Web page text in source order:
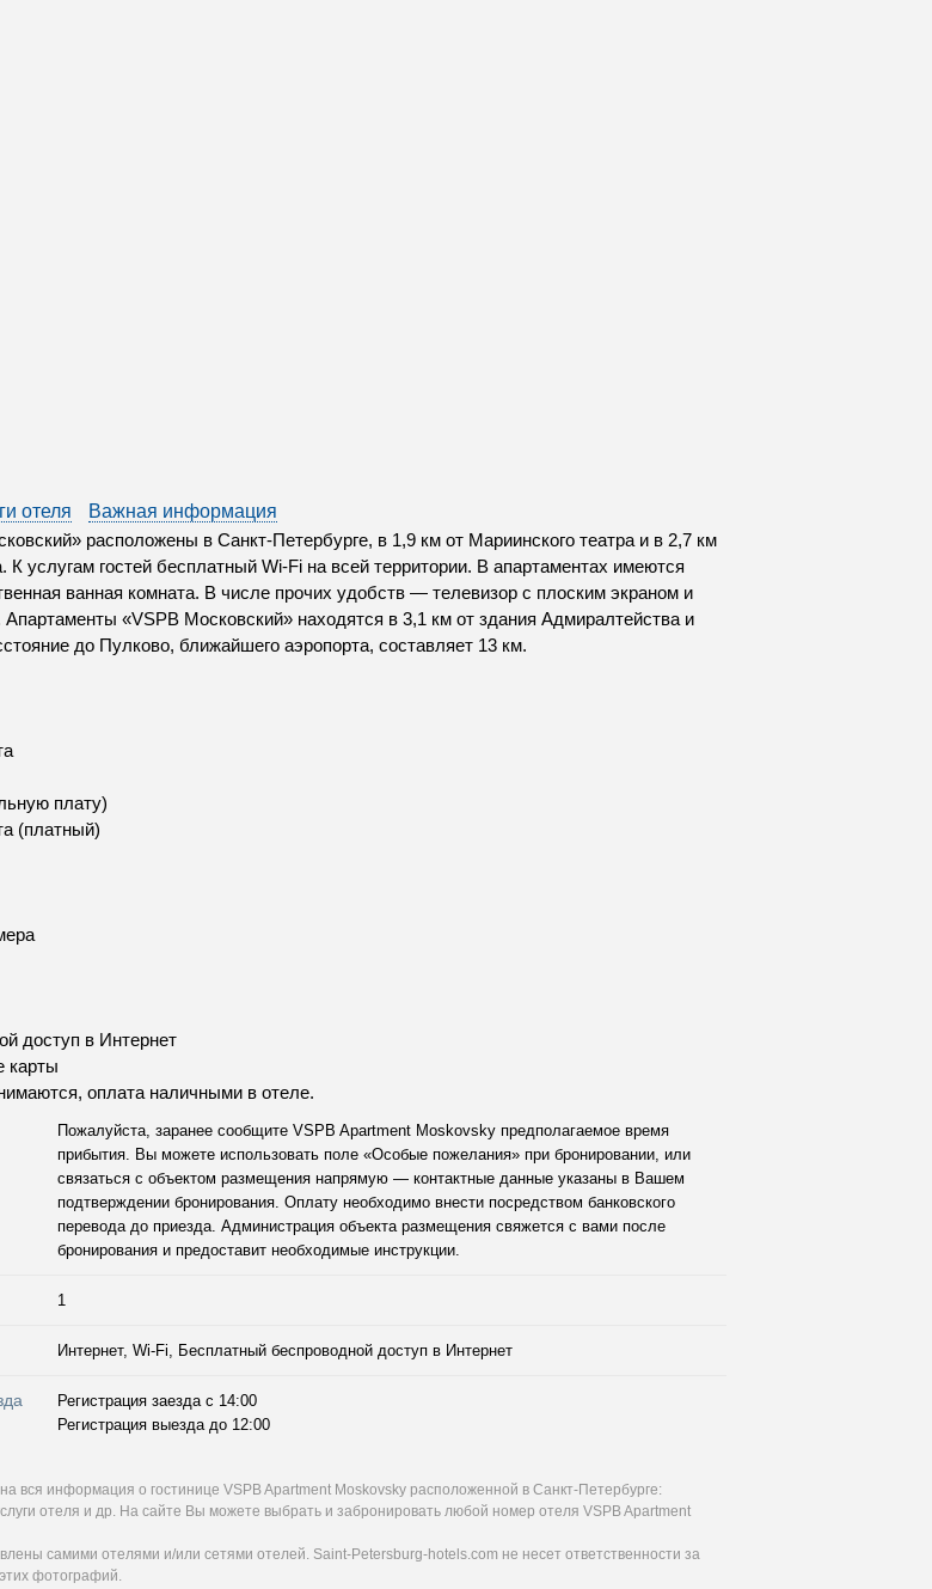
отеля
Важная информация
расположены в Санкт-Петербурге, в 1,9 км от Мариинского театра и в 2,7 км
К услугам гостей бесплатный Wi-Fi на всей территории. В апартаментах имеются
ванная комната. В числе прочих удобств — телевизор с плоским экраном и
«VSPB Московский» находятся в 3,1 км от здания Адмиралтейства и
до Пулково, ближайшего аэропорта, составляет 13 км.
плату)
(платный)
доступ в Интернет
карты
оплата наличными в отеле.
Пожалуйста, заранее сообщите VSPB Apartment Moskovsky предполагаемое время
прибытия. Вы можете использовать поле «Особые пожелания» при бронировании, или
связаться с объектом размещения напрямую — контактные данные указаны в Вашем
подтверждении бронирования. Оплату необходимо внести посредством банковского
перевода до приезда. Администрация объекта размещения свяжется с вами после
бронирования и предоставит необходимые инструкции.
1
Интернет, Wi-Fi, Бесплатный беспроводной доступ в Интернет
Регистрация заезда с 14:00
Регистрация выезда до 12:00
вся информация о гостинице VSPB Apartment Moskovsky расположенной в Санкт-Петербурге:
отеля и др. На сайте Вы можете выбрать и забронировать любой номер отеля VSPB Apartment
самими отелями и/или сетями отелей. Saint-Petersburg-hotels.com не несет ответственности за
фотографий.